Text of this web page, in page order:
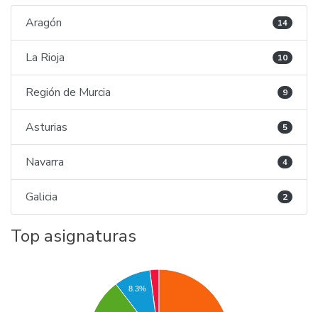
Aragón 14
La Rioja 10
Región de Murcia 9
Asturias 5
Navarra 4
Galicia 2
Top asignaturas
8.3%